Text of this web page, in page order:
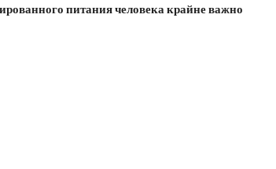
питания человека крайне важно